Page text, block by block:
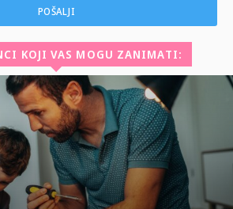
KOJI VAS MOGU ZANIMATI: